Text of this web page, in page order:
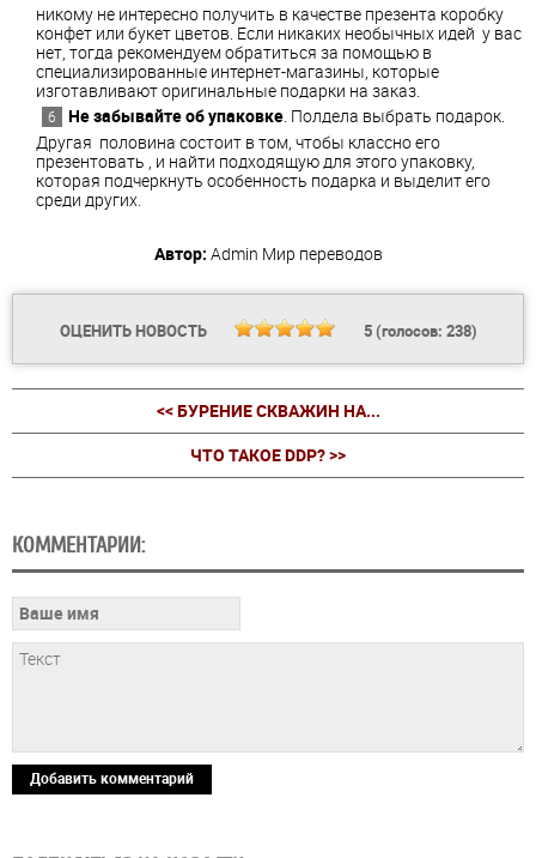
никому не интересно получить в качестве презента коробку
конфет или букет цветов. Если никаких необычных идей у вас
нет, тогда рекомендуем обратиться за помощью в
специализированные интернет-магазины, которые
изготавливают оригинальные подарки на заказ.
Не забывайте об упаковке . Полдела выбрать подарок.
Другая половина состоит в том, чтобы классно его
презентовать , и найти подходящую для этого упаковку,
которая подчеркнуть особенность подарка и выделит его
среди других.
Автор: Admin Мир переводов
ОЦЕНИТЬ НОВОСТЬ 5(голосов: 238)
<< БУРЕНИЕ СКВАЖИН НА...
ЧТО ТАКОЕ DDP? >>
КОММЕНТАРИИ:
Добавить комментарий